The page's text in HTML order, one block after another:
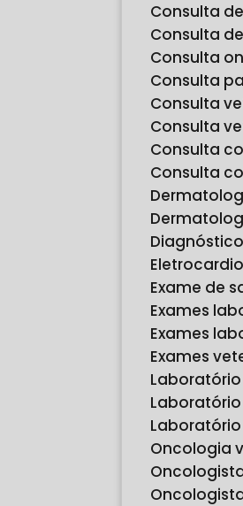
Consulta
Consulta
Consulta
Consulta
Consulta
Consulta
Consulta
Consulta
Exame de
Exames
Exames
Exames